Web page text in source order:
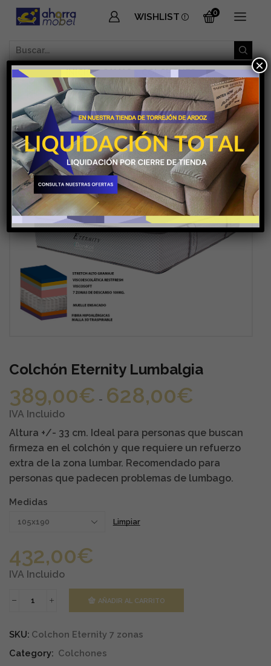
WISHLIST 0
INPUT
INICIO COLCHONES
Colchón Eternity Lumbalgia
389,00€ - 628,00€
desde
389,00€
hasta
628,00€
IVA Incluido
Altura +/- 33 cm. Ideal para personas que buscan
firmeza en el colchón y que requiere un refuerzo
extra de la zona lumbar. Recomendado para
personas que padecen problemas de lumbago.
Medidas
Limpiar
432,00€
IVA Incluido
Colchón
cantidad
AÑADIR AL CARRITO
SKU: Colchon Eternity 7 zonas
Category: Colchones
×